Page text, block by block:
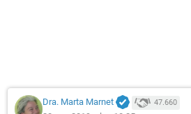
Dra. Marta Marnet 47.660